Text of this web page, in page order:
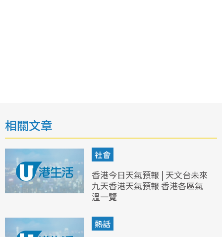
相關文章
社會
香港今日天氣預報 | 天文台未來
九天香港天氣預報 香港各區氣
溫一覽
熱話